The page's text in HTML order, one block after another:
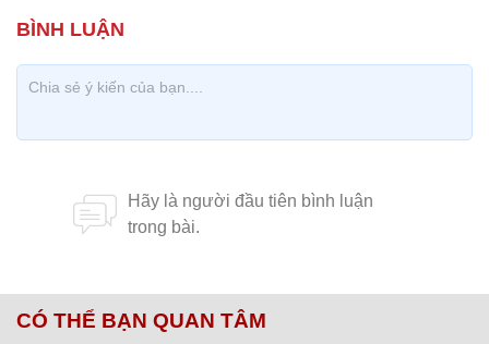
CÓ THỂ BẠN QUAN TÂM